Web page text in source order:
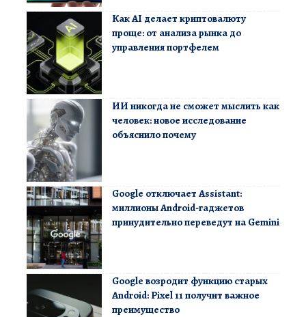
Как AI делает криптовалюту
проще: от анализа рынка до
управления портфелем
ИИ никогда не сможет мыслить как
человек: новое исследование
объяснило почему
Google отключает Assistant:
миллионы Android-гаджетов
принудительно переведут на Gemini
Google возродит функцию старых
Android: Pixel 11 получит важное
преимущество